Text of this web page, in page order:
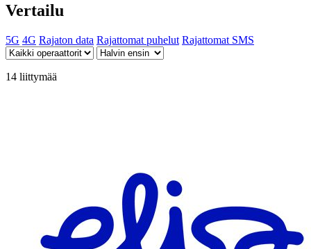
Vertailu
5G 4G Rajaton data Rajattomat puhelut Rajattomat SMS
14 liittymää